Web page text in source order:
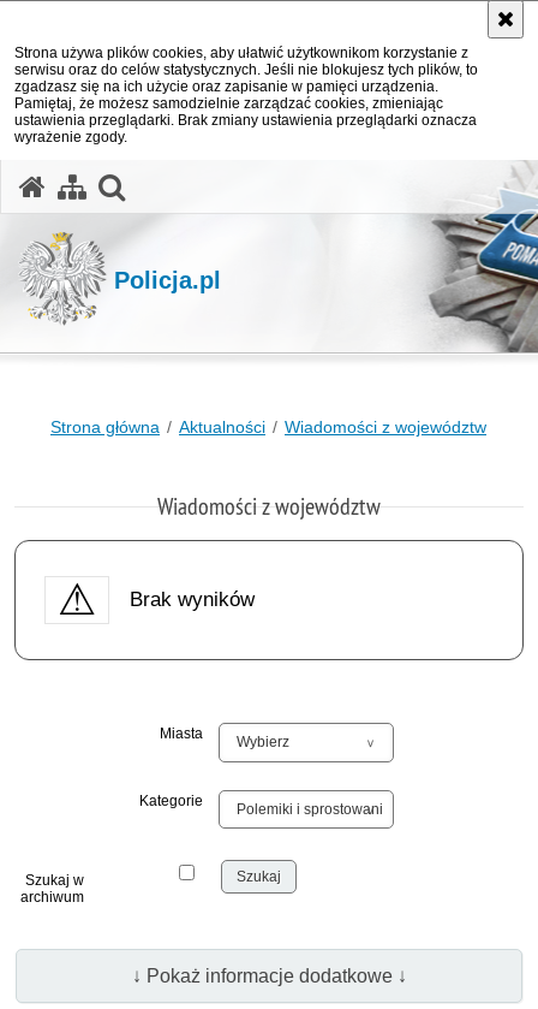
Strona używa plików cookies, aby ułatwić użytkownikom korzystanie z
serwisu oraz do celów statystycznych. Jeśli nie blokujesz tych plików, to
zgadzasz się na ich użycie oraz zapisanie w pamięci urządzenia.
Pamiętaj, że możesz samodzielnie zarządzać cookies, zmieniając
ustawienia przeglądarki. Brak zmiany ustawienia przeglądarki oznacza
wyrażenie zgody.
Policja.pl
Strona główna Aktualności Wiadomości z województw
Wiadomości z województw
Brak wyników
Miasta
Kategorie
Szukaj w
archiwum
↓ Pokaż informacje dodatkowe ↓